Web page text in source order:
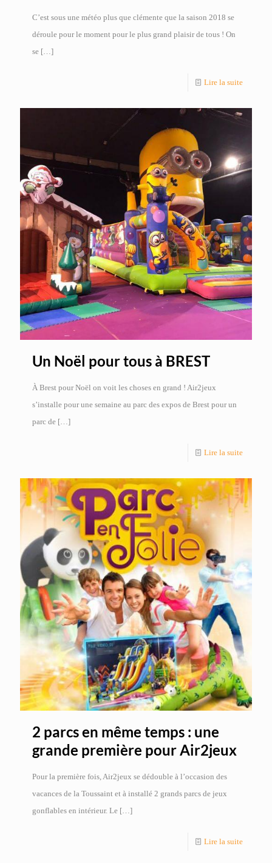
C’est sous une météo plus que clémente que la saison 2018 se
déroule pour le moment pour le plus grand plaisir de tous ! On
se […]
Lire la suite
Un Noël pour tous à BREST
À Brest pour Noël on voit les choses en grand ! Air2jeux
s’installe pour une semaine au parc des expos de Brest pour un
parc de […]
Lire la suite
2 parcs en même temps : une
grande première pour Air2jeux
Pour la première fois, Air2jeux se dédouble à l’occasion des
vacances de la Toussaint et à installé 2 grands parcs de jeux
gonflables en intérieur. Le […]
Lire la suite